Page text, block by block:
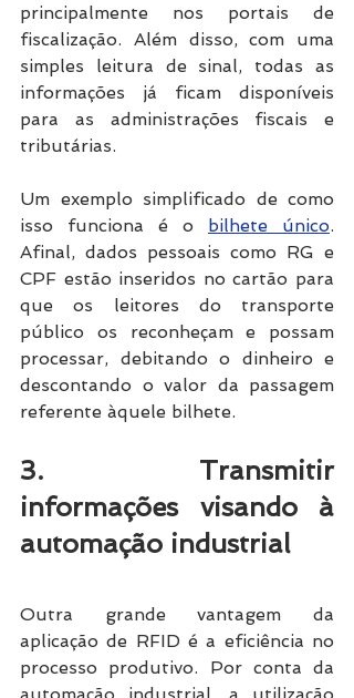
principalmente nos portais de
fiscalização. Além disso, com uma
simples leitura de sinal, todas as
informações já ficam disponíveis
para as administrações fiscais e
tributárias.
Um exemplo simplificado de como
isso funciona é o bilhete único.
Afinal, dados pessoais como RG e
CPF estão inseridos no cartão para
que os leitores do transporte
público os reconheçam e possam
processar, debitando o dinheiro e
descontando o valor da passagem
referente àquele bilhete.
3. Transmitir
informações visando à
automação industrial
Outra grande vantagem da
aplicação de RFID é a eficiência no
processo produtivo. Por conta da
automação industrial, a utilização